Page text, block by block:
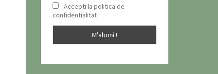
Accepti la politica de
confidentialitat